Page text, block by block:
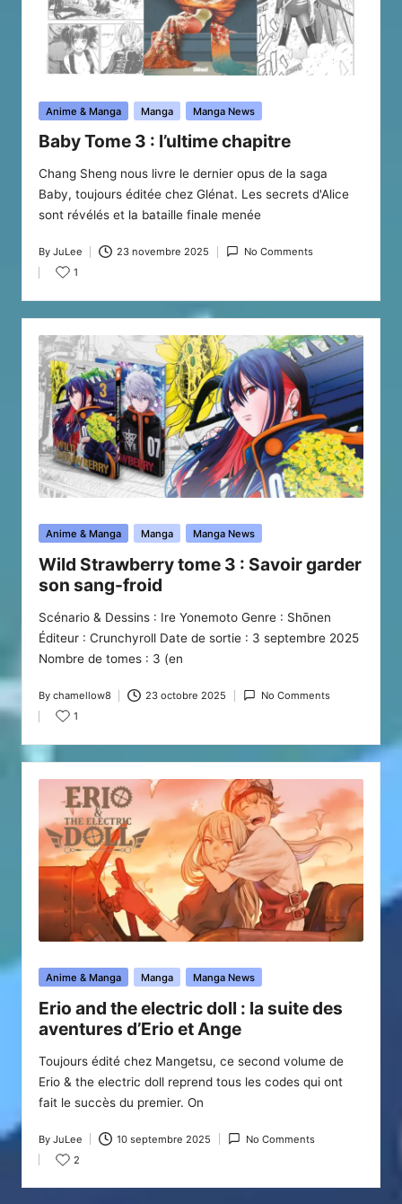
Posted
Anime & Manga Manga Manga News
Baby Tome 3 : l’ultime chapitre
Chang Sheng nous livre le dernier opus de la saga
Baby, toujours éditée chez Glénat. Les secrets d'Alice
sont révélés et la bataille finale menée
Posted
by
By JuLee 23 novembre 2025
No Comments
1
Posted
Anime & Manga Manga Manga News
Wild Strawberry tome 3 : Savoir garder
son sang-froid
Scénario & Dessins : Ire Yonemoto Genre : Shōnen
Éditeur : Crunchyroll Date de sortie : 3 septembre 2025
Nombre de tomes : 3 (en
Posted
by
By chamellow8 23 octobre 2025
No Comments
1
Posted
Anime & Manga Manga Manga News
Erio and the electric doll : la suite des
aventures d’Erio et Ange
Toujours édité chez Mangetsu, ce second volume de
Erio & the electric doll reprend tous les codes qui ont
fait le succès du premier. On
Posted
by
By JuLee 10 septembre 2025
No Comments
2